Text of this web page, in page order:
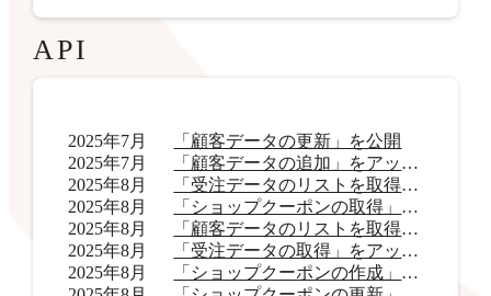
API
2025年7月
「顧客データの更新」を公開
2025年7月
「顧客データの追加」をアップデート
2025年8月
「受注データのリストを取得」をアップデート
2025年8月
「ショップクーポンの取得」をアップデート
2025年8月
「顧客データのリストを取得」をアップデート
2025年8月
「受注データの取得」をアップデート
2025年8月
「ショップクーポンの作成」を公開